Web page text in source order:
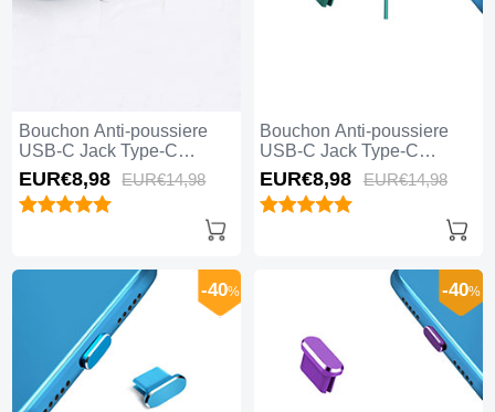
Bouchon Anti-poussiere
USB-C Jack Type-C
Universel H16 Or
EUR€8,98 EUR€14,98
Bouchon Anti-poussiere
USB-C Jack Type-C
Universel H15 Vert
EUR€8,98 EUR€14,98
-40% -40%